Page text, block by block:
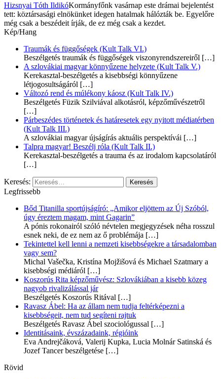
Hizsnyai Tóth IldikóKormányfőnk vasárnap este drámai bejelentést
tett: köztársasági elnökünket idegen hatalmak hálózták be. Egyelőre
még csak a beszédeit írják, de ez még csak a kezdet.
Kép/Hang
Traumák és függőségek (Kult Talk VI.)
Beszélgetés traumák és függőségek viszonyrendszereiről […]
A szlovákiai magyar könnyűzene helyzete (Kult Talk V.)
Kerekasztal-beszélgetés a kisebbségi könnyűzene
létjogosultságáról […]
Változó rend és múlékony káosz (Kult Talk IV.)
Beszélgetés Füzik Szilviával alkotásról, képzőművészetről
[…]
Párbeszédes történetek és határesetek egy nyitott médiatérben
(Kult Talk III.)
A szlovákiai magyar újságírás aktuális perspektívái […]
Talpra magyar! Beszélj róla (Kult Talk II.)
Kerekasztal-beszélgetés a trauma és az irodalom kapcsolatáról
[…]
Keresés:
Legfrissebb
Bőd Titanilla sportújságíró: „Amikor eljöttem az Új Szóból,
úgy éreztem magam, mint Gagarin”
A pónis rokonairól szóló névtelen megjegyzések néha rosszul
esnek neki, de ez nem az ő problémája […]
Tekintettel kell lenni a nemzeti kisebbségekre a társadalomban
vagy sem?
Michal Vašečka, Kristína Mojžišová és Michael Szatmary a
kisebbségi médiáról […]
Koszorús Rita képzőművész: Szlovákiában a kisebb közeg
nagyob rivalizálással jár
Beszélgetés Koszorús Ritával […]
Ravasz Ábel: Ha az állam nem tudja feltérképezni a
kisebbségeit, nem tud segíteni rajtuk
Beszélgetés Ravasz Ábel szociológussal […]
Identitásaink, évszázadaink, régióink
Eva Andrejčáková, Valerij Kupka, Lucia Molnár Satinská és
Jozef Tancer beszélgetése […]
Rövid